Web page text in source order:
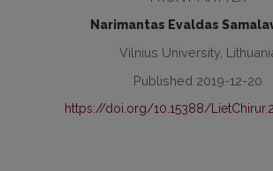
Narimantas Evaldas
Vilnius University,
Published 2019-12-20
https://doi.org/10.15388/